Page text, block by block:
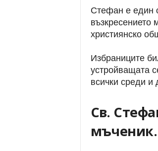
Стефан е един
възкресението
християнско
Избраниците
устройващата
всички среди и
Св.
мъченик.